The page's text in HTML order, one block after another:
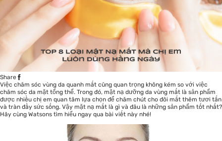
Share
Việc chăm sóc vùng da quanh mắt cũng quan trọng không kém so với việc
chăm sóc da mặt tổng thể. Trong đó, mặt nạ dưỡng da vùng mắt là sản phẩm
được nhiều chị em quan tâm lựa chọn để chăm chút cho đôi mắt thêm tươi tắn
và tràn đầy sức sống. Vậy mặt nạ mắt là gì và đâu là những sản phẩm tốt nhất?
Hãy cùng Watsons tìm hiểu ngay qua bài viết này nhé!